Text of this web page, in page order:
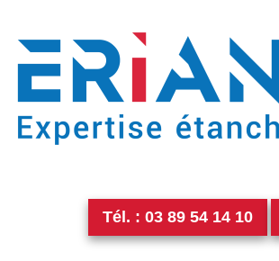
Tél. : 03 89 54 14 10